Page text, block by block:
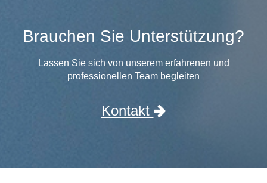
Brauchen Sie Unterstützung?
Lassen Sie sich von unserem erfahrenen und
professionellen Team begleiten
Kontakt